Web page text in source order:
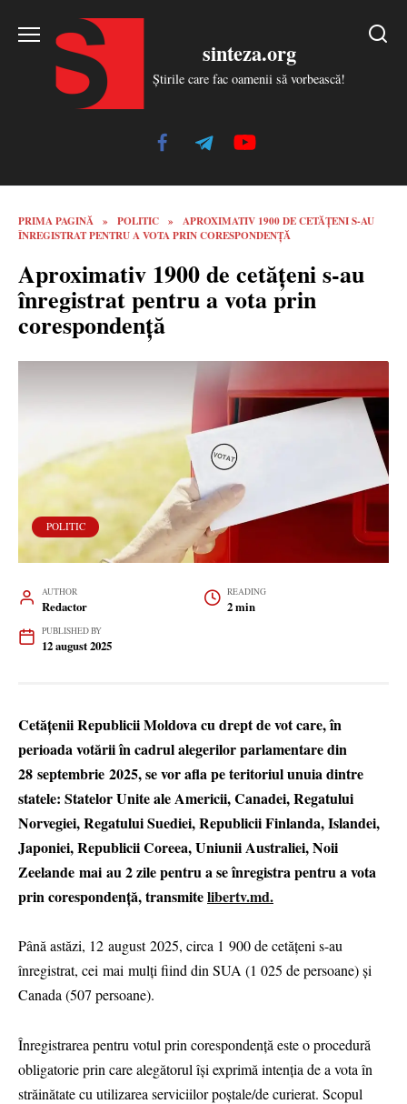
sinteza.org
Știrile care fac oamenii să vorbească!
PRIMA PAGINĂ » POLITIC »
APROXIMATIV 1900 DE CETĂȚENI S-AU
ÎNREGISTRAT PENTRU A VOTA PRIN CORESPONDENȚĂ
Aproximativ 1900 de cetățeni s-au
înregistrat pentru a vota prin
corespondență
POLITIC
AUTHOR
Redactor
READING
2 min
PUBLISHED BY
12 august 2025
Cetățenii Republicii Moldova cu drept de vot care, în
perioada votării în cadrul alegerilor parlamentare din
28 septembrie 2025, se vor afla pe teritoriul unuia dintre
statele: Statelor Unite ale Americii, Canadei, Regatului
Norvegiei, Regatului Suediei, Republicii Finlanda, Islandei,
Japoniei, Republicii Coreea, Uniunii Australiei, Noii
Zeelande mai au 2 zile pentru a se înregistra pentru a vota
prin corespondență, transmitelibertv.md.
Până astăzi, 12 august 2025, circa 1 900 de cetățeni s-au
înregistrat, cei mai mulți fiind din SUA (1 025 de persoane) și
Canada (507 persoane).
Înregistrarea pentru votul prin corespondență este o procedură
obligatorie prin care alegătorul îşi exprimă intenția de a vota în
străinătate cu utilizarea serviciilor poștale/de curierat. Scopul